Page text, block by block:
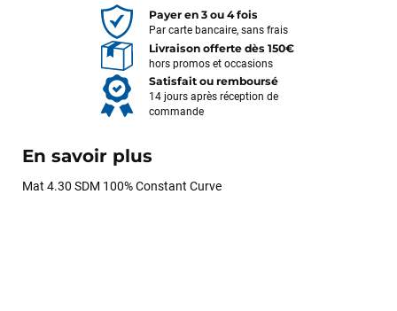
Payer en 3 ou 4 fois
Par carte bancaire, sans frais
Livraison offerte dès 150€
hors promos et occasions
Satisfait ou remboursé
14 jours après réception de
commande
En savoir plus
Mat 4.30 SDM 100% Constant Curve